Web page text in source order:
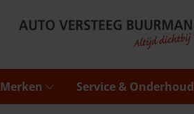
Merken Service & Onderhoud